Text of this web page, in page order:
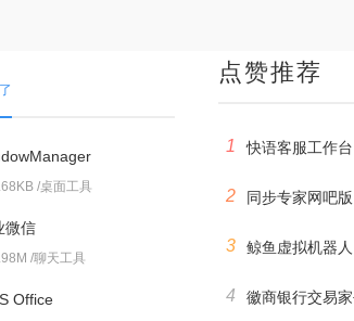
/桌面工具
微信
/聊天工具
Office
点赞推荐
1 快语客服工作
2 同步专家网吧
3 鲸鱼虚拟机器
4 徽商银行交易